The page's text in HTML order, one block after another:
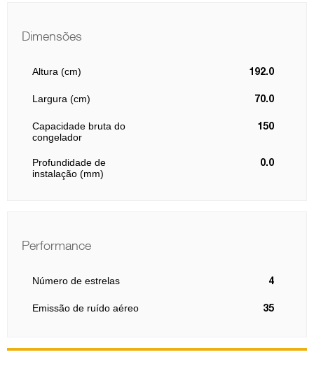
Dimensões
Altura (cm) 192.0
Largura (cm) 70.0
Capacidade bruta do
congelador
150
Profundidade de
instalação (mm)
0.0
Performance
Número de estrelas 4
Emissão de ruído aéreo 35